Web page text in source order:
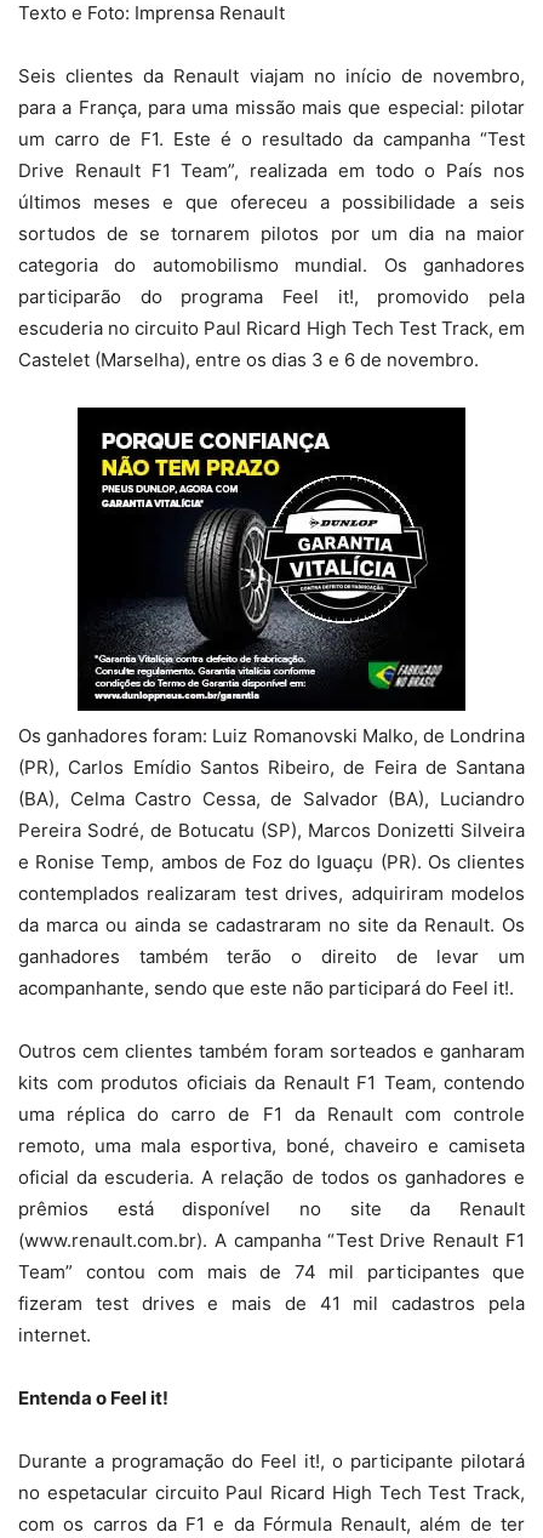
Texto e Foto: Imprensa Renault
Seis clientes da Renault viajam no início de novembro,
para a França, para uma missão mais que especial: pilotar
um carro de F1. Este é o resultado da campanha “Test
Drive Renault F1 Team”, realizada em todo o País nos
últimos meses e que ofereceu a possibilidade a seis
sortudos de se tornarem pilotos por um dia na maior
categoria do automobilismo mundial. Os ganhadores
participarão do programa Feel it!, promovido pela
escuderia no circuito Paul Ricard High Tech Test Track, em
Castelet (Marselha), entre os dias 3 e 6 de novembro.
Os ganhadores foram: Luiz Romanovski Malko, de Londrina
(PR), Carlos Emídio Santos Ribeiro, de Feira de Santana
(BA), Celma Castro Cessa, de Salvador (BA), Luciandro
Pereira Sodré, de Botucatu (SP), Marcos Donizetti Silveira
e Ronise Temp, ambos de Foz do Iguaçu (PR). Os clientes
contemplados realizaram test drives, adquiriram modelos
da marca ou ainda se cadastraram no site da Renault. Os
ganhadores também terão o direito de levar um
acompanhante, sendo que este não participará do Feel it!.
Outros cem clientes também foram sorteados e ganharam
kits com produtos oficiais da Renault F1 Team, contendo
uma réplica do carro de F1 da Renault com controle
remoto, uma mala esportiva, boné, chaveiro e camiseta
oficial da escuderia. A relação de todos os ganhadores e
prêmios está disponível no site da Renault
(www.renault.com.br). A campanha “Test Drive Renault F1
Team” contou com mais de 74 mil participantes que
fizeram test drives e mais de 41 mil cadastros pela
internet.
Entenda o Feel it!
Durante a programação do Feel it!, o participante pilotará
no espetacular circuito Paul Ricard High Tech Test Track,
com os carros da F1 e da Fórmula Renault, além de ter